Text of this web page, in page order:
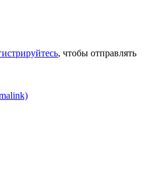
, чтобы отправлять